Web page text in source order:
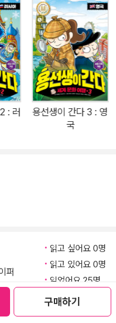
구매하기
세계 방방곡곡의 살아있는
, 돈도, 시간도, 체력도 부족
다! 《용선생의 시끌벅적 한
《용선생의 시끌벅적 과학교
를 사로잡은 용선생! 《용선
흥미진진 세계 여행을 따라
저절로 공부하는 세계 문화
배기 10일 코스’를 준비했
세계 각국의 풍경이 생생
한 해설까지 담았습니다. 우
터, 잘 안다고 생각했던 이
‘용선생’이 선물하는 아주 특
지식은 사절! 《용선생이 간
: 러
용선생이 간다 3 : 영
국
퍼
읽고 싶어요 0명
읽고 있어요 0명
읽었어요 25명